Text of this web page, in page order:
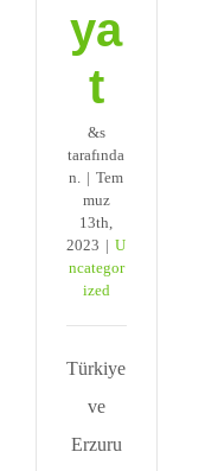
ya
t
&s
tarafında
n. | Tem
muz
13th,
2023 | U
ncategor
ized
Türkiye
ve
Erzuru